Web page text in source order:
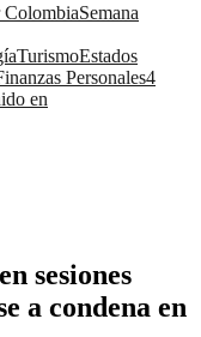
Semana
TurismoEstados
Personales4
en
sesiones
a condena en